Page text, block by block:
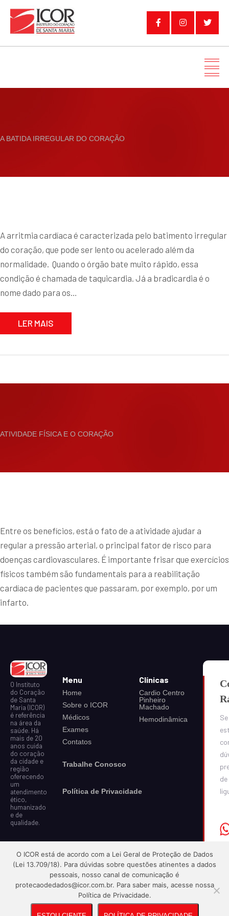
A BATIDA IRREGULAR DO CORAÇÃO
A arritmia cardíaca é caracterizada pelo batimento irregular
do coração, que pode ser lento ou acelerado além da
normalidade. Quando o órgão bate muito rápido, essa
condição é chamada de taquicardia. Já a bradicardia é o
nome dado para os…
LER MAIS
ATIVIDADE FÍSICA E O CORAÇÃO
Entre os benefícios, está o fato de a atividade ajudar a
regular a pressão arterial, o principal fator de risco para
doenças cardiovasculares. É importante frisar que exercícios
físicos também são fundamentais para a reabilitação
cardíaca de pacientes que passaram, por exemplo, por um
infarto.
O Instituto
do Coração
de Santa
Maria (ICOR)
é referência
na área da
saúde. Há
mais de 20
anos cuida
do coração
da cidade e
região
oferecendo
um
atendimento
ético,
humanizado
e de
qualidade.
Menu
Home
Sobre o ICOR
Médicos
Exames
Contatos
Trabalhe Conosco
Política de Privacidade
Clínicas
Cardio Centro
Pinheiro
Machado
Hemodinâmica
O ICOR está de acordo com a Lei Geral de Proteção de Dados
(Lei 13.709/18). Para dúvidas sobre questões atinentes a dados
pessoais, nosso canal de comunicação é
protecaodedados@icor.com.br. Para saber mais, acesse nossa
Política de Privacidade.